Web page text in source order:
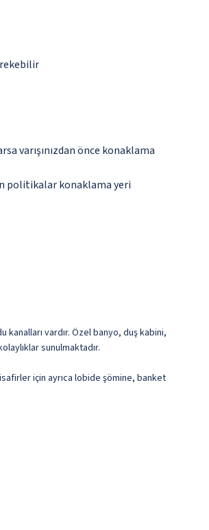
varışınızdan önce konaklama
politikalar konaklama yeri
vardır. Özel banyo, duş kabini,
sunulmaktadır.
için ayrıca lobide şömine, banket